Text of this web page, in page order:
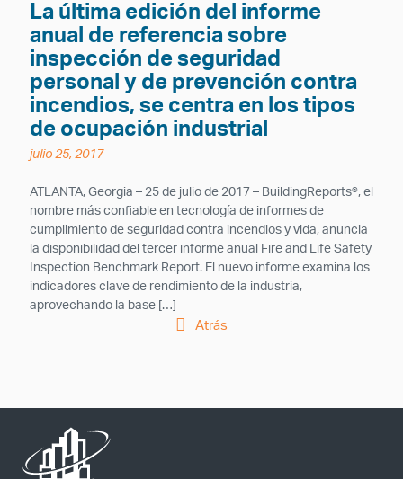
La última edición del informe
anual de referencia sobre
inspección de seguridad
personal y de prevención contra
incendios, se centra en los tipos
de ocupación industrial
julio 25, 2017
ATLANTA, Georgia – 25 de julio de 2017 – BuildingReports®, el
nombre más confiable en tecnología de informes de
cumplimiento de seguridad contra incendios y vida, anuncia
la disponibilidad del tercer informe anual Fire and Life Safety
Inspection Benchmark Report. El nuevo informe examina los
indicadores clave de rendimiento de la industria,
aprovechando la base […]
Atrás